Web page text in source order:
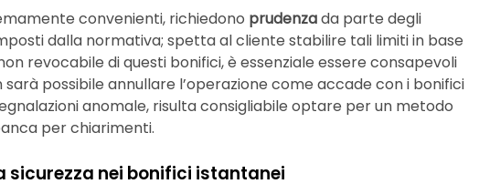
convenienti, richiedono prudenzada parte degli
dalla normativa; spetta al cliente stabilire tali limiti in base
revocabile di questi bonifici, è essenziale essere consapevoli
possibile annullare l’operazione come accade con i bonifici
anomale, risulta consigliabile optare per un metodo
per chiarimenti.
sicurezza nei bonifici istantanei